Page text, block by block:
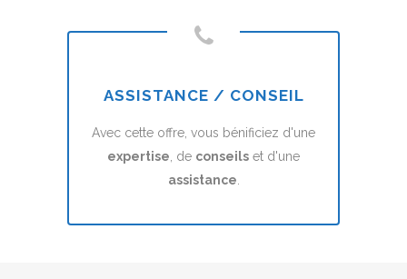
ASSISTANCE / CONSEIL
Avec cette offre, vous bénificiez d'une
expertise, de conseils et d'une
assistance.